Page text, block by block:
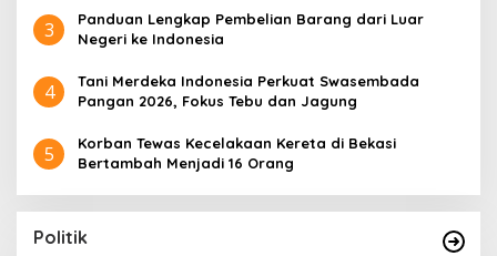
3
Panduan Lengkap Pembelian Barang dari Luar
Negeri ke Indonesia
4
Tani Merdeka Indonesia Perkuat Swasembada
Pangan 2026, Fokus Tebu dan Jagung
5
Korban Tewas Kecelakaan Kereta di Bekasi
Bertambah Menjadi 16 Orang
Politik